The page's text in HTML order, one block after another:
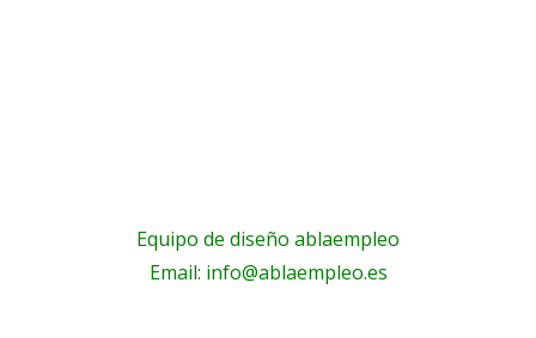
Equipo de diseño ablaempleo
Email: info@ablaempleo.es